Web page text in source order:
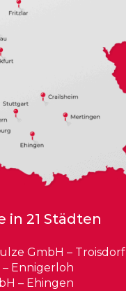
in 21 Städten
GmbH – Troisdorf
– Ennigerloh
– Ehingen